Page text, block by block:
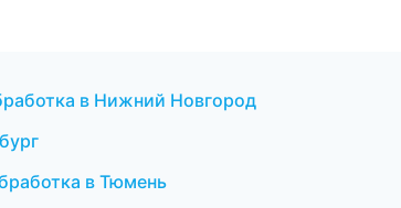
в Нижний Новгород
в Тюмень